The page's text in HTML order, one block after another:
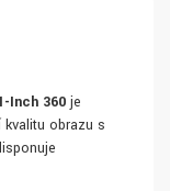
Inch 360 je
obrazu s